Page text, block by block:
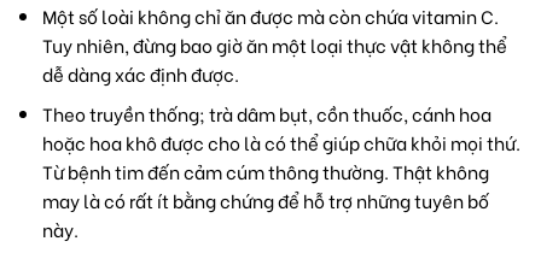
Một số loài không chỉ ăn được mà còn chứa vitamin C.
Tuy nhiên, đừng bao giờ ăn một loại thực vật không thể
dễ dàng xác định được.
Theo truyền thống; trà dâm bụt, cồn thuốc, cánh hoa
hoặc hoa khô được cho là có thể giúp chữa khỏi mọi thứ.
Từ bệnh tim đến cảm cúm thông thường. Thật không
may là có rất ít bằng chứng để hỗ trợ những tuyên bố
này.